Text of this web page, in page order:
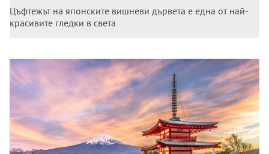
Цъфтежът на японските вишневи дървета е една от най-
красивите гледки в света